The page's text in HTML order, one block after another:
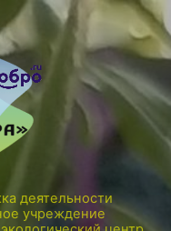
деятельности
учреждение